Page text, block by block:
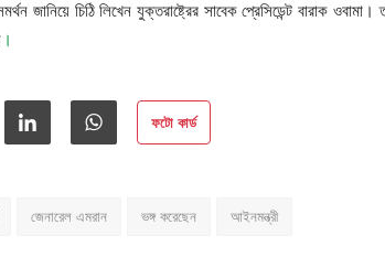
জানিয়ে চিঠি লিখেন যুক্তরাষ্ট্রের সাবেক প্রেসিডেন্ট বারাক
।
ফটো কার্ড
জেনারেল এমরান ভঙ্গ করেছেন আইনমন্ত্রী